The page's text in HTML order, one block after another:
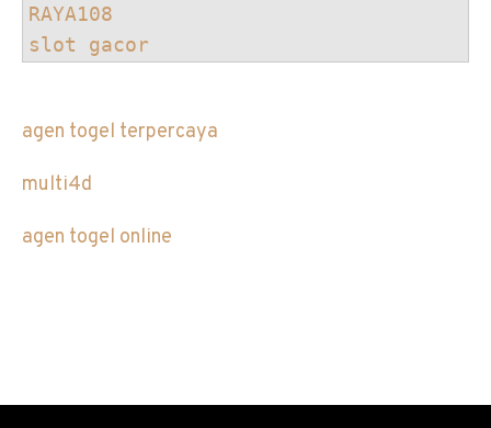
RAYA108
slot gacor
agen togel terpercaya
multi4d
agen togel online